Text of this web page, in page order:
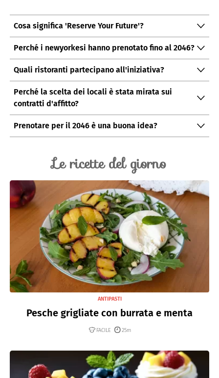
Cosa significa 'Reserve Your Future'?
È la promozione di Street Easy che permette di
prenotare tavoli e servizi (caffè, ristoranti, teatri, studi
yoga) fino al 2046.
Perché i newyorkesi hanno prenotato fino al 2046?
La campagna ha celebrato i 20 anni di Street Easy; la
combinazione di locali storici e preferenze locali ha
reso l'offerta molto appetibile.
Quali ristoranti partecipano all'iniziativa?
Partecipano cinque ristoranti: Gage and Tollner, Russ &
Daughters, Roberta's, The Commodore e Clinton Street
Perché la scelta dei locali è stata mirata sui
contratti d'affitto?
Street Easy ha preferito locali con contratti
pluridecennali o storici per dare maggiore garanzia ai
Prenotare per il 2046 è una buona idea?
risultata sold out.Le ricette del giorno
ANTIPASTI
Pesche grigliate con burrata e menta
FACILE 25m